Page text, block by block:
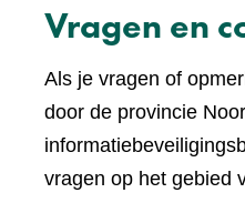
Vragen en
Als je vragen of
door de provincie
vragen op het gebied